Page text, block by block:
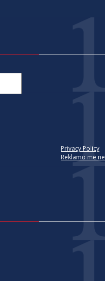
Privacy Policy
Reklamo me ne